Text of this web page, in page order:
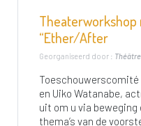
“Ether/After
Georganiseerd door :
en Uiko Watanabe,
uit om u via
thema’s van de